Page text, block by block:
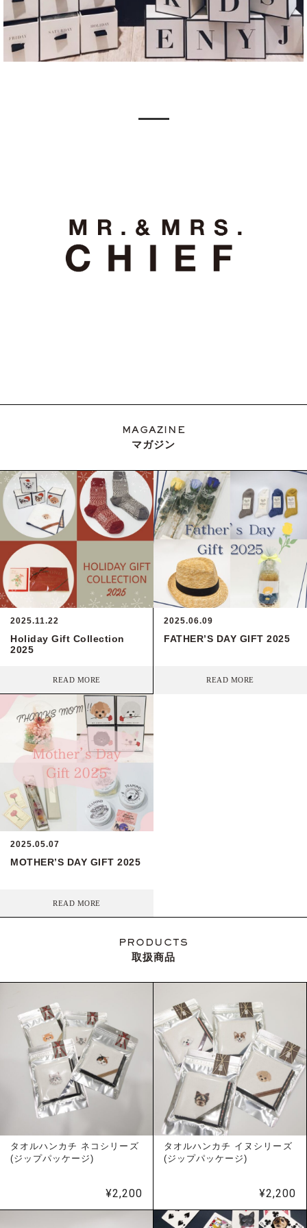
MAGAZINE
マガジン
2025.11.22
Holiday Gift Collection
2025
READ MORE
2025.06.09
FATHER’S DAY GIFT 2025
READ MORE
2025.05.07
MOTHER’S DAY GIFT 2025
READ MORE
PRODUCTS
取扱商品
タオルハンカチ ネコシリーズ
(ジップパッケージ)
¥2,200
タオルハンカチ イヌシリーズ
(ジップパッケージ)
¥2,200